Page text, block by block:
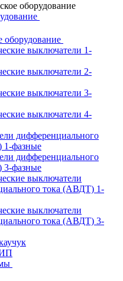
оборудование
оборудование
выключатели 1-
выключатели 2-
выключатели 3-
выключатели 4-
дифференциального
1-фазные
дифференциального
3-фазные
выключатели
тока (АВДТ) 1-
выключатели
тока (АВДТ) 3-